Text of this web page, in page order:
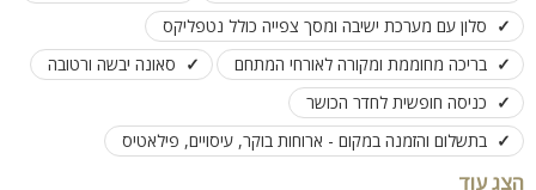
סלון עם מערכת ישיבה ומסך צפייה כולל נטפליקס
בריכה מחוממת ומקורה לאורחי המתחם
סאונה יבשה ורטובה
כניסה חופשית לחדר הכושר
בתשלום והזמנה במקום - ארוחות בוקר, עיסויים, פילאטיס
מתאים למשפחות, חברים, קבוצות גדולותהצג עוד